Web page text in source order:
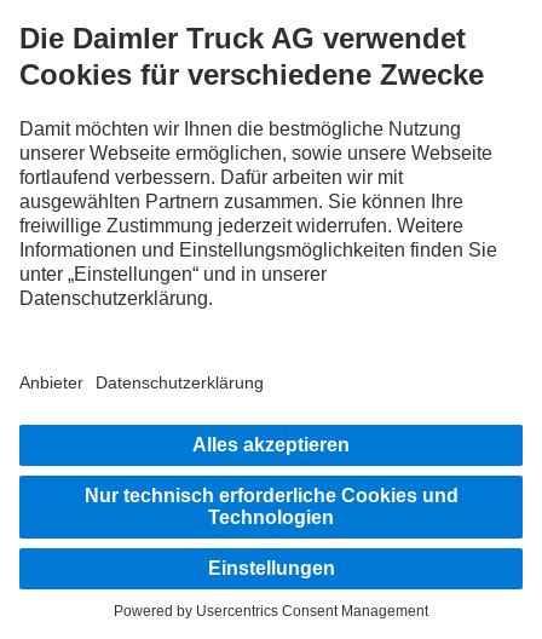
Drivers World
Unterwegs auf den Straßen dieser Welt – wer Abenteuer
lebt, sammelt unzählige Geschichten. In der Drivers
World finden genau diese Themen ihren Platz. Hier
kommen Truckerinnen und Trucker mit ihren jahrelangen
Erfahrungen, wahrer Leidenschaft und unvergesslichen
Mehr erfahren
Die Abbildungen und Texte können auch Zubehör und Sonderausstattungen